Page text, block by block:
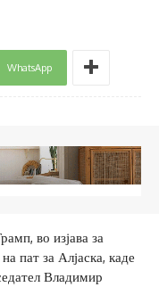
WhatsApp
во изјава за
пат за Алјаска, каде
Владимир